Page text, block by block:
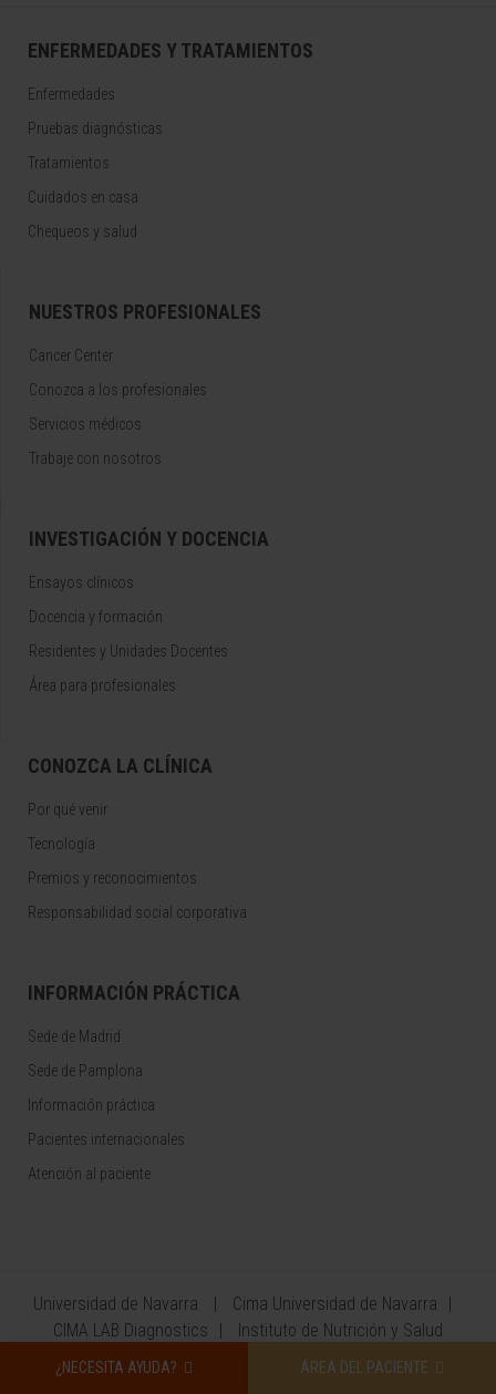
¿NECESITA AYUDA? ÁREA DEL PACIENTE
ENFERMEDADES Y TRATAMIENTOS
Enfermedades
Pruebas diagnósticas
Tratamientos
Cuidados en casa
Chequeos y salud
NUESTROS PROFESIONALES
Cancer Center
Conozca a los profesionales
Servicios médicos
Trabaje con nosotros
INVESTIGACIÓN Y DOCENCIA
Ensayos clínicos
Docencia y formación
Residentes y Unidades Docentes
Área para profesionales
CONOZCA LA CLÍNICA
Por qué venir
Tecnología
Premios y reconocimientos
Responsabilidad social corporativa
INFORMACIÓN PRÁCTICA
Sede de Madrid
Sede de Pamplona
Información práctica
Pacientes internacionales
Atención al paciente
Universidad de Navarra
Cima Universidad de Navarra
CIMA LAB Diagnostics
Instituto de Nutrición y Salud